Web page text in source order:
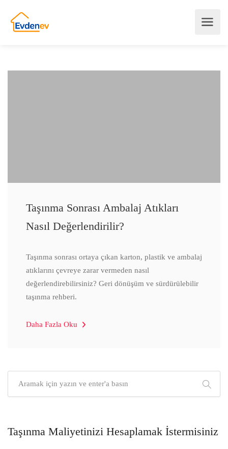
Taşınma Sonrası Ambalaj Atıkları
Nasıl Değerlendirilir?
Taşınma sonrası ortaya çıkan karton, plastik ve ambalaj
atıklarını çevreye zarar vermeden nasıl
değerlendirebilirsiniz? Geri dönüşüm ve sürdürülebilir
taşınma rehberi.
Daha Fazla Oku
Taşınma Maliyetinizi Hesaplamak İstermisiniz